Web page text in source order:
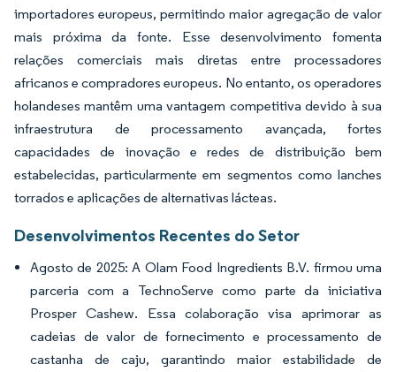
importadores europeus, permitindo maior agregação de valor
mais próxima da fonte. Esse desenvolvimento fomenta
relações comerciais mais diretas entre processadores
africanos e compradores europeus. No entanto, os operadores
holandeses mantêm uma vantagem competitiva devido à sua
infraestrutura de processamento avançada, fortes
capacidades de inovação e redes de distribuição bem
estabelecidas, particularmente em segmentos como lanches
torrados e aplicações de alternativas lácteas.
Desenvolvimentos Recentes do Setor
Agosto de 2025: A Olam Food Ingredients B.V. firmou uma
parceria com a TechnoServe como parte da iniciativa
Prosper Cashew. Essa colaboração visa aprimorar as
cadeias de valor de fornecimento e processamento de
castanha de caju, garantindo maior estabilidade de